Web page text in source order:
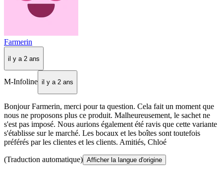
Farmerin
il y a 2 ans
M-Infoline il y a 2 ans
Bonjour Farmerin, merci pour ta question. Cela fait un moment que
nous ne proposons plus ce produit. Malheureusement, le sachet ne
s'est pas imposé. Nous aurions également été ravis que cette variante
s'établisse sur le marché. Les bocaux et les boîtes sont toutefois
préférés par les clientes et les clients. Amitiés, Chloé
(Traduction automatique) Afficher la langue d'origine